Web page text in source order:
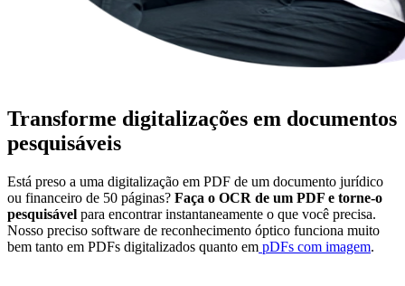
Transforme digitalizações em documentos
pesquisáveis
Está preso a uma digitalização em PDF de um documento jurídico
ou financeiro de 50 páginas? Faça o OCR de um PDF e torne-o
pesquisável para encontrar instantaneamente o que você precisa.
Nosso preciso software de reconhecimento óptico funciona muito
bem tanto em PDFs digitalizados quanto em pDFs com imagem.